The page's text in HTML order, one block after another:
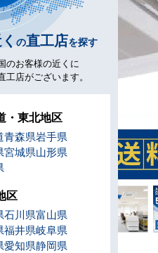
の直工店を探す
のお客様の近くに
工店がございます。
・東北地区
青森県岩手県
宮城県山形県
区
石川県富山県
福井県岐阜県
愛知県静岡県